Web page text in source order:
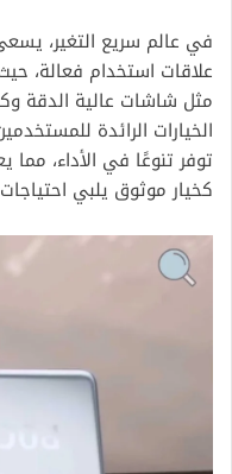
علاقات استخدام فعالة،
مثل شاشات عالية الدقة
الخيارات الرائدة
توفر تنوعًا في الأداء،
كخيار موثوق يلبي